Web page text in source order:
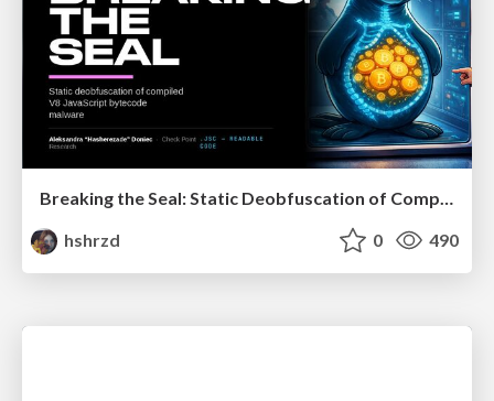
Breaking the Seal: Static Deobfuscation of Compiled V8 JavaScript Bytecode Malware
hshrzd
0 490